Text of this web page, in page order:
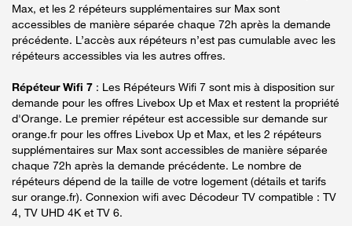
Max, et les 2 répéteurs supplémentaires sur Max sont
accessibles de manière séparée chaque 72h après la demande
précédente. L’accès aux répéteurs n’est pas cumulable avec les
répéteurs accessibles via les autres offres.
Répéteur Wifi 7 : Les Répéteurs Wifi 7 sont mis à disposition sur
demande pour les offres Livebox Up et Max et restent la propriété
d'Orange. Le premier répéteur est accessible sur demande sur
orange.fr pour les offres Livebox Up et Max, et les 2 répéteurs
supplémentaires sur Max sont accessibles de manière séparée
chaque 72h après la demande précédente. Le nombre de
répéteurs dépend de la taille de votre logement (détails et tarifs
sur orange.fr). Connexion wifi avec Décodeur TV compatible : TV
4, TV UHD 4K et TV 6.